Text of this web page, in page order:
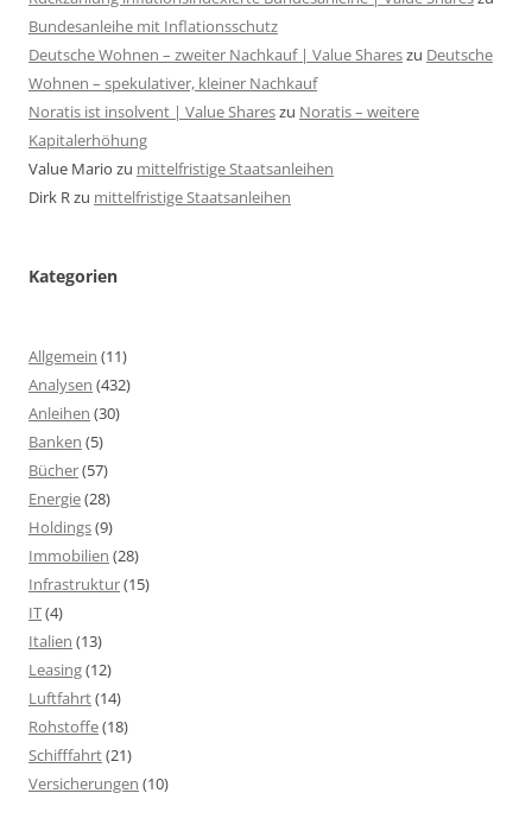
Bundesanleihe mit Inflationsschutz
Deutsche Wohnen – zweiter Nachkauf | Value Shareszu Deutsche
Wohnen – spekulativer, kleiner Nachkauf
Noratis ist insolvent | Value Shareszu Noratis – weitere
Kapitalerhöhung
Value Mario zu mittelfristige Staatsanleihen
Dirk Rzu mittelfristige Staatsanleihen
Kategorien
Allgemein (11)
Analysen (432)
Anleihen (30)
Banken (5)
Bücher(57)
Energie(28)
Holdings(9)
Immobilien (28)
Infrastruktur(15)
IT(4)
Italien (13)
Leasing(12)
Luftfahrt(14)
Rohstoffe(18)
Schifffahrt(21)
Versicherungen (10)